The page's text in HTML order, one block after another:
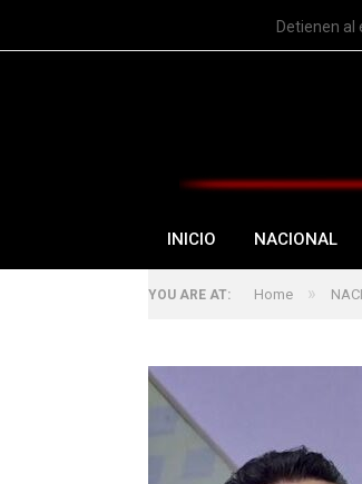
Detienen
INICIO NACIONAL
YOU ARE AT: Home »